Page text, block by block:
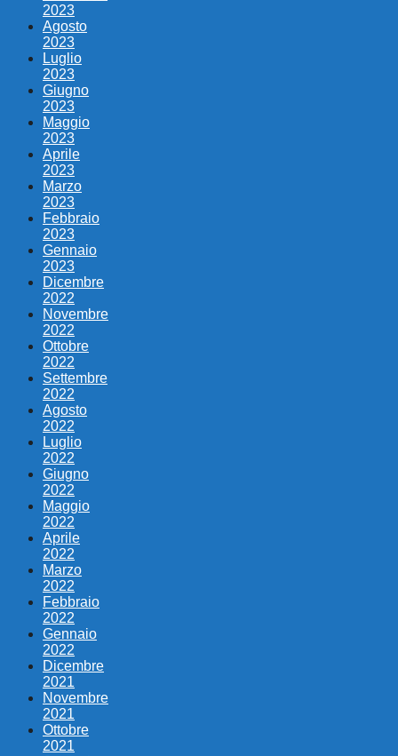
2023
Agosto
2023
Luglio
2023
Giugno
2023
Maggio
2023
Aprile
2023
Marzo
2023
Febbraio
2023
Gennaio
2023
Dicembre
2022
Novembre
2022
Ottobre
2022
Settembre
2022
Agosto
2022
Luglio
2022
Giugno
2022
Maggio
2022
Aprile
2022
Marzo
2022
Febbraio
2022
Gennaio
2022
Dicembre
2021
Novembre
2021
Ottobre
2021